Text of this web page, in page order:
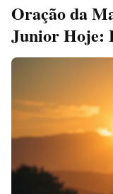
Oração da
Junior Hoje: